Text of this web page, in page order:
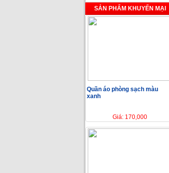
SẢN PHẨM KHUYẾN MẠI
Quần áo phòng sạch màu
xanh
Giá: 170,000